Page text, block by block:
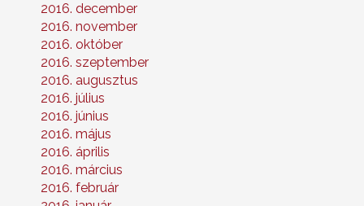
2016. december
2016. november
2016. október
2016. szeptember
2016. augusztus
2016. július
2016. június
2016. május
2016. április
2016. március
2016. február